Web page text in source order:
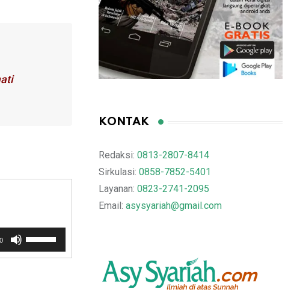
Panah
KONTAK
Redaksi: 0813-2807-8414
Sirkulasi: 0858-7852-5401
Layanan: 0823-2741-2095
Email: asysyariah@gmail.com